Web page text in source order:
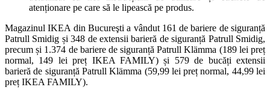
atenționare pe care să le lipească pe produs.
Magazinul IKEA din Bucureşti a vândut 161 de bariere de siguranță
Patrull Smidig și 348 de extensii barieră de siguranță Patrull Smidig,
precum și 1.374 de bariere de siguranță Patrull Klämma (189 lei preț
normal, 149 lei preț IKEA FAMILY) și 579 de bucăți extensii
barieră de siguranță Patrull Klämma (59,99 lei preț normal, 44,99 lei
preț IKEA FAMILY).